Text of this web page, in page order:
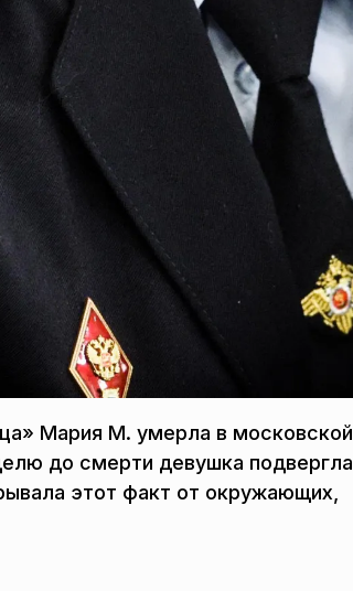
Мария М. умерла в московской
до смерти девушка
этот факт от окружающих,